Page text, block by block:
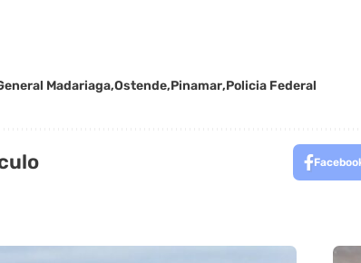
Madariaga Ostende Pinamar Policia Federal